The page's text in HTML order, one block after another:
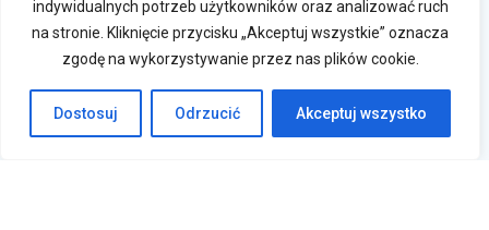
indywidualnych potrzeb użytkowników oraz analizować ruch
na stronie. Kliknięcie przycisku „Akceptuj wszystkie” oznacza
zgodę na wykorzystywanie przez nas plików cookie.
Dostosuj Odrzucić Akceptuj wszystko